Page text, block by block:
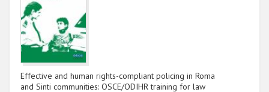
Effective and human rights-compliant policing in Roma
and Sinti communities: OSCE/ODIHR training for law